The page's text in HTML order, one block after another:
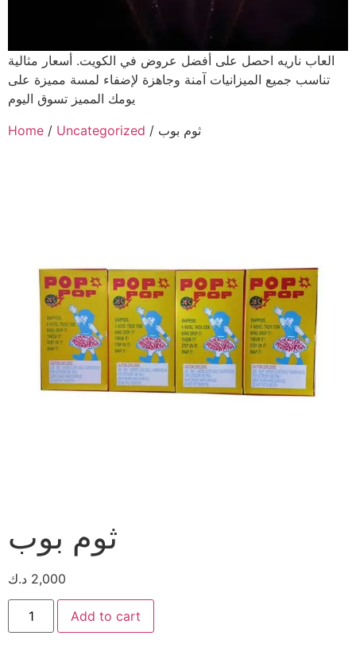
العاب ناريه احصل على أفضل عروض في الكويت. أسعار مثالية
تناسب جميع الميزانيات آمنة وجاهزة لإضفاء لمسة مميزة على
يومك المميز تسوق اليوم
Home / Uncategorized / ثوم بوب
ثوم بوب
2,000 د.ك
Add to cart